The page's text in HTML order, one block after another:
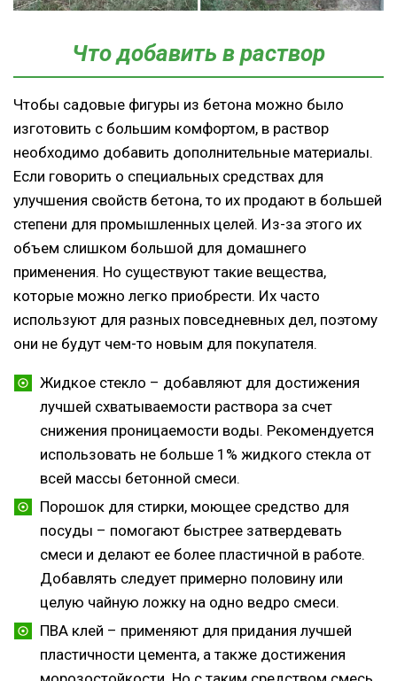
Что добавить в раствор
Чтобы садовые фигуры из бетона можно было
изготовить с большим комфортом, в раствор
необходимо добавить дополнительные материалы.
Если говорить о специальных средствах для
улучшения свойств бетона, то их продают в большей
степени для промышленных целей. Из-за этого их
объем слишком большой для домашнего
применения. Но существуют такие вещества,
которые можно легко приобрести. Их часто
используют для разных повседневных дел, поэтому
они не будут чем-то новым для покупателя.
Жидкое стекло – добавляют для достижения
лучшей схватываемости раствора за счет
снижения проницаемости воды. Рекомендуется
использовать не больше 1% жидкого стекла от
всей массы бетонной смеси.
Порошок для стирки, моющее средство для
посуды – помогают быстрее затвердевать
смеси и делают ее более пластичной в работе.
Добавлять следует примерно половину или
целую чайную ложку на одно ведро смеси.
ПВА клей – применяют для придания лучшей
пластичности цемента, а также достижения